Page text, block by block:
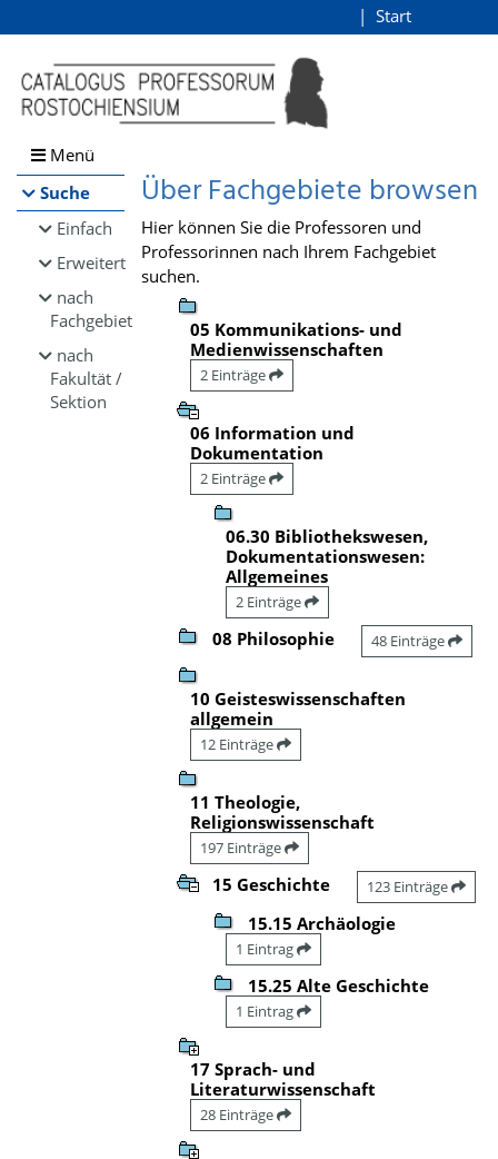
Browsen
direkt zum Inhalt
Start
Menü
Suche
Einfach
Erweitert
nach
Fachgebiet
nach
Fakultät /
Sektion
Über Fachgebiete browsen
Hier können Sie die Professoren und
Professorinnen nach Ihrem Fachgebiet
suchen.
05 Kommunikations- und
Medienwissenschaften
2 Einträge
06 Information und
Dokumentation
2 Einträge
06.30 Bibliothekswesen,
Dokumentationswesen:
Allgemeines
2 Einträge
08 Philosophie 48 Einträge
10 Geisteswissenschaften
allgemein
12 Einträge
11 Theologie,
Religionswissenschaft
197 Einträge
15 Geschichte 123 Einträge
15.15 Archäologie
1 Eintrag
15.25 Alte Geschichte
1 Eintrag
17 Sprach- und
Literaturwissenschaft
28 Einträge